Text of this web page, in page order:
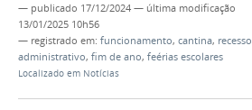
— publicado 17/12/2024 — última modificação
13/01/2025 10h56
— registrado em: funcionamento, cantina, recesso
administrativo, fim de ano, feérias escolares
Localizado em Notícias